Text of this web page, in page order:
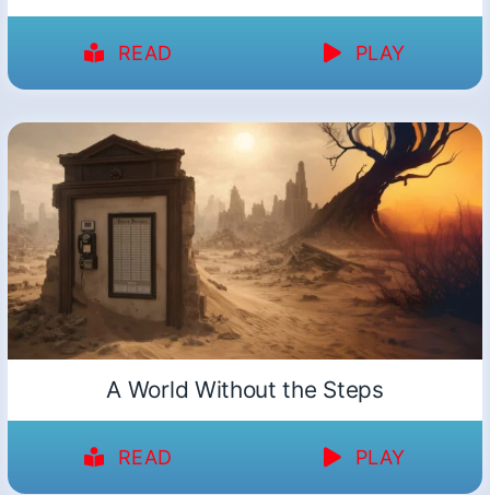
READ PLAY
A World Without the Steps
READ PLAY